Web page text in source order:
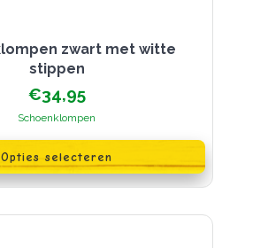
stippen
€34,95
Schoenklompen
Opties selecteren